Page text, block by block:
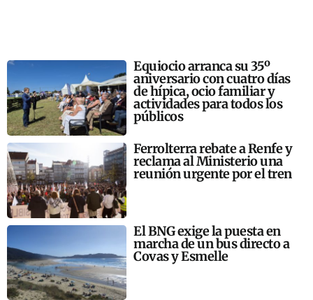
Equiocio arranca su 35º
aniversario con cuatro días
de hípica, ocio familiar y
actividades para todos los
públicos
Ferrolterra rebate a Renfe y
reclama al Ministerio una
reunión urgente por el tren
El BNG exige la puesta en
marcha de un bus directo a
Covas y Esmelle